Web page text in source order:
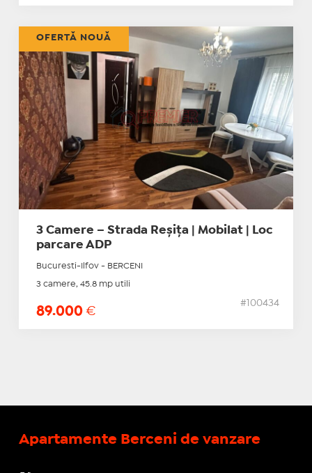
3 Camere – Strada Reșița | Mobilat | Loc
parcare ADP
Bucuresti-Ilfov - BERCENI
3 camere, 45.8 mp utili
89.000 €
#100434
OFERTĂ NOUĂ
Apartamente Berceni de vanzare